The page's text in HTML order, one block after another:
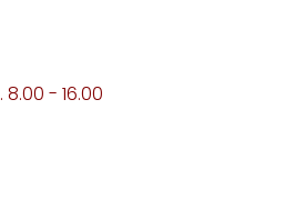
- 16.00